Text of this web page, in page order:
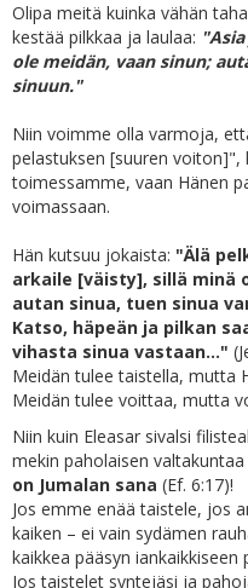
Olipa meitä kuinka vähän
kestää pilkkaa ja laulaa:
ole meidän, vaan sinun;
sinuun."
Niin voimme olla varmoja,
pelastuksen [suuren
toimessamme, vaan Hänen
voimassaan.
Hän kutsuu jokaista: "Älä
arkaile [väisty], sillä minä
autan sinua, tuen sinua
Katso, häpeän ja pilkan
vihasta sinua vastaan..."
Meidän tulee taistella, mutta
Meidän tulee voittaa, mutta
Niin kuin Eleasar sivalsi
mekin paholaisen
on Jumalan sana (Ef. 6:17)!
Jos emme enää taistele, jos
kaiken – ei vain sydämen
kaikkea pääsyn
Jos taistelet syntejäsi ja